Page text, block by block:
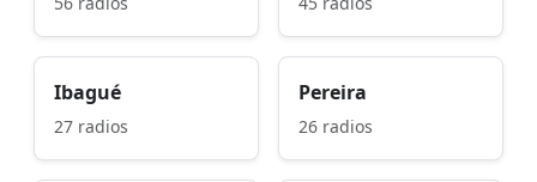
Ibagué
27 radios
Pereira
26 radios